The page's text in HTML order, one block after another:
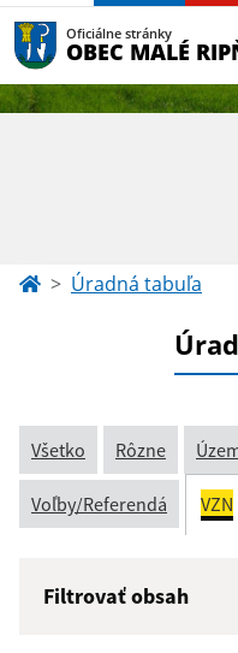
Oficiálne stránky
OBEC MALÉ
Úradná tabuľa
Všetko Rôzne
Voľby/Referendá VZN
Filtrovať obsah